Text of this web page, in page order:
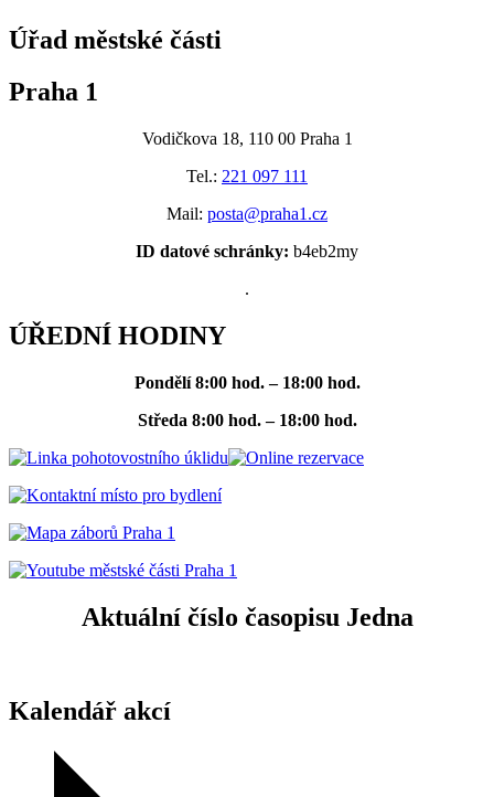
Úřad městské části
Praha 1
Vodičkova 18, 110 00 Praha 1
Tel.: 221 097 111
Mail: posta@praha1.cz
ID datové schránky: b4eb2my
.
ÚŘEDNÍ HODINY
Pondělí 8:00 hod. – 18:00 hod.
Středa 8:00 hod. – 18:00 hod.
Aktuální číslo časopisu Jedna
Kalendář akcí